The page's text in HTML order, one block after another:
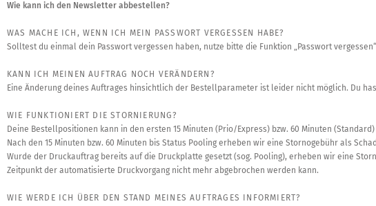
Wie kann ich den Newsletter abbestellen?
WAS MACHE ICH, WENN ICH MEIN PASSWORT VERGESSEN HABE?
Solltest du einmal dein Passwort vergessen haben, nutze bitte die Funktion „Passwort
KANN ICH MEINEN AUFTRAG NOCH VERÄNDERN?
Eine Änderung deines Auftrages hinsichtlich der Bestellparameter ist leider nicht möglich. Du
WIE FUNKTIONIERT DIE STORNIERUNG?
Deine Bestellpositionen kann in den ersten 15 Minuten (Prio/Express) bzw. 60 Minuten
Nach den 15 Minuten bzw. 60 Minuten bis Status Pooling erheben wir eine Stornogebühr als
Wurde der Druckauftrag bereits auf die Druckplatte gesetzt (sog. Pooling), erheben wir eine
Zeitpunkt der automatisierte Druckvorgang nicht mehr abgebrochen werden kann.
WIE WERDE ICH ÜBER DEN STAND MEINES AUFTRAGES INFORMIERT?